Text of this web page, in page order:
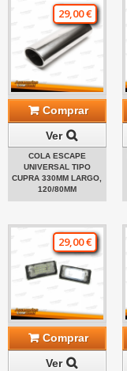
29,00 €
Comprar
Ver
COLA ESCAPE
UNIVERSAL TIPO
CUPRA 330MM LARGO,
120/80MM
29,00 €
Comprar
Ver